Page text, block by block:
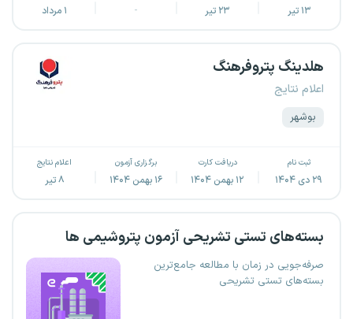
۱۳ تیر ۲۳ تیر - ۱ مرداد
هلدینگ پتروفرهنگ
اعلام نتایج
بوشهر
ثبت نام
۲۹ دی ۱۴۰۴
دریافت کارت
۱۲ بهمن ۱۴۰۴
برگزاری آزمون
۱۶ بهمن ۱۴۰۴
اعلام نتایج
۸ تیر
بسته‌های تستی تشریحی آزمون پتروشیمی ها
صرفه‌جویی در زمان با مطالعه جامع‌ترین
بسته‌های تستی تشریحی